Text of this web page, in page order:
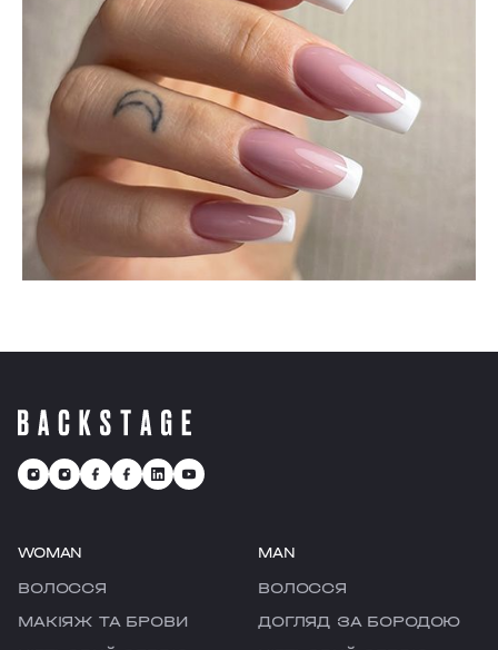
WOMAN
ВОЛОССЯ
МАКІЯЖ ТА БРОВИ
MAN
ВОЛОССЯ
ДОГЛЯД ЗА БОРОДОЮ